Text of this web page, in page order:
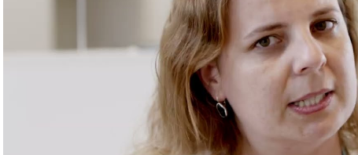
Reproduzir vídeo